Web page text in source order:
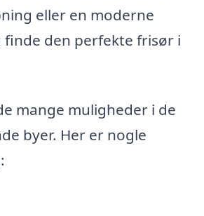
eller en moderne
finde den perfekte frisør i
mange muligheder i de
byer. Her er nogle